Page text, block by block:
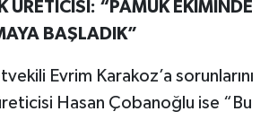
ÜRETİCİSİ: “PAMUK EKİMİNDE
BAŞLADIK”
Evrim Karakoz’a sorunlarını
Hasan Çobanoğlu ise “Bu